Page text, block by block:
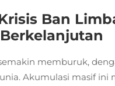
Ban
memburuk,
Akumulasi masif